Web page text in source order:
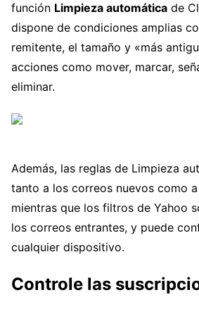
función Limpieza automática de
dispone de condiciones amplias
remitente, el tamaño y «más
acciones como mover, marcar,
eliminar.
Además, las reglas de Limpieza
tanto a los correos nuevos como
mientras que los filtros de Yahoo
los correos entrantes, y puede
cualquier dispositivo.
Controle las